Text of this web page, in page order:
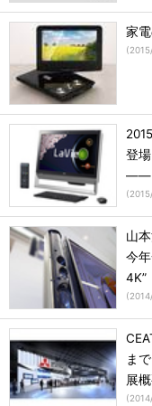
家
(
登
――
(
山
今
4K”
(
ま
展
(